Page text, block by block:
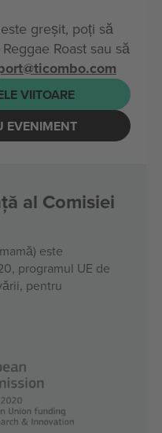
greșit, poți să
Roast sau să
VIITOARE
EVENIMENT
al Comisiei
este
programul UE de
pentru